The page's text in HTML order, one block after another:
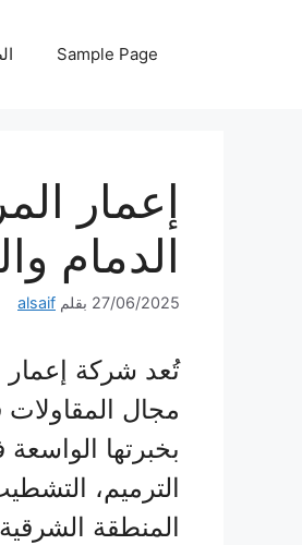
Sample Page
إعمار
الدمام
27/06/2025 بقلم alsaif
تُعد شركة إعمار
مجال المقاولات
بخبرتها
الترميم،
المنطقة